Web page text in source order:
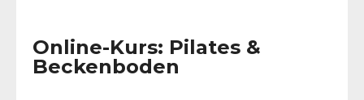
Online-Kurs: Pilates &
Beckenboden